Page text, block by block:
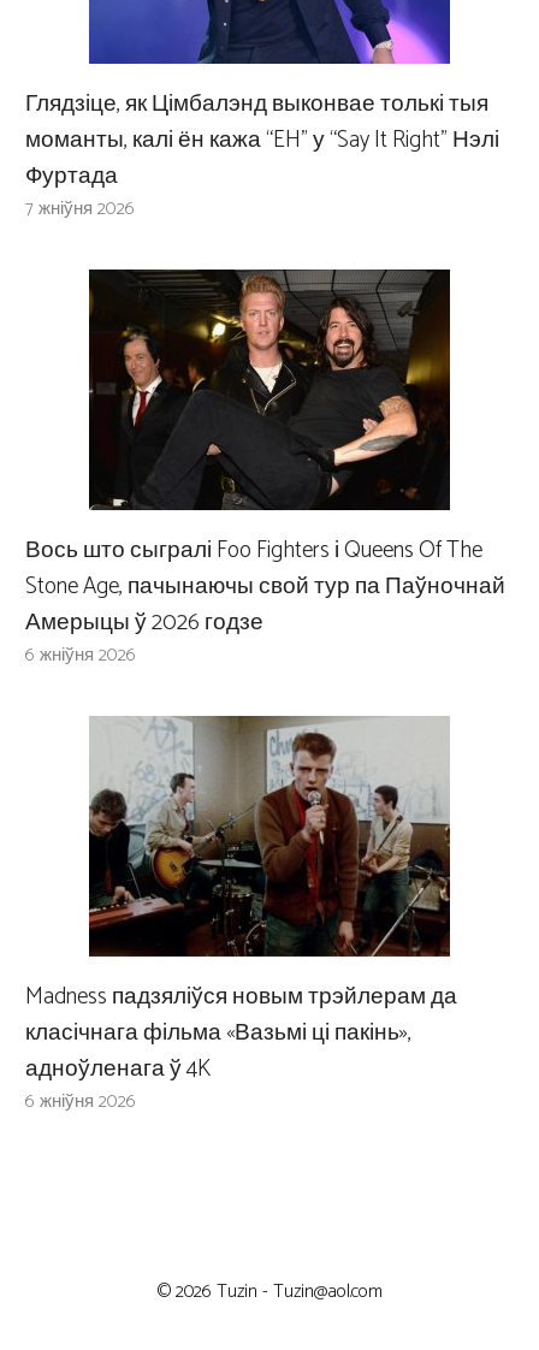
Глядзіце, як Цімбалэнд выконвае толькі тыя
моманты, калі ён кажа “EH” у “Say It Right” Нэлі
Фуртада
7 жніўня 2026
Вось што сыгралі Foo Fighters і Queens Of The
Stone Age, пачынаючы свой тур па Паўночнай
Амерыцы ў 2026 годзе
6 жніўня 2026
Madness падзяліўся новым трэйлерам да
класічнага фільма «Вазьмі ці пакінь»,
адноўленага ў 4K
6 жніўня 2026
© 2026 Tuzin -Tuzin@aol.com